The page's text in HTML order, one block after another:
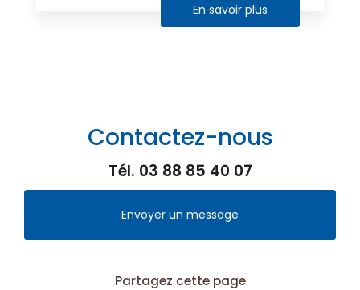
En savoir plus
Contactez-nous
Tél. 03 88 85 40 07
Envoyer un message
Partagez cette page